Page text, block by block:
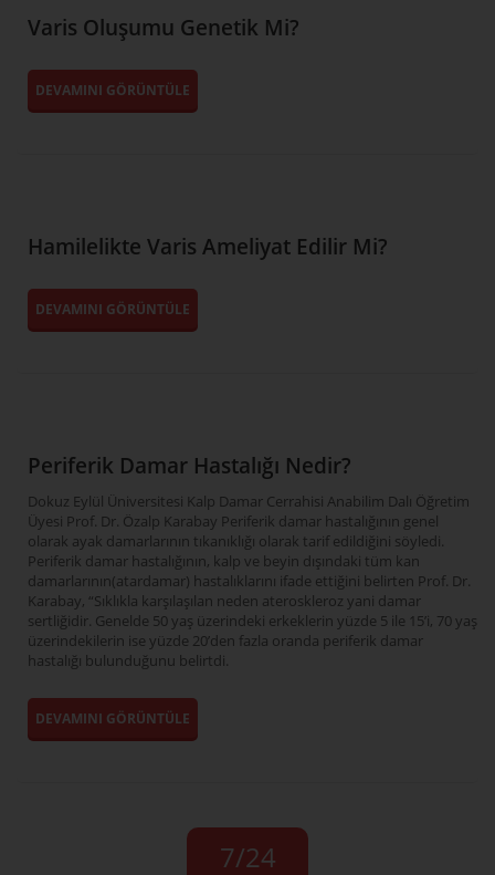
Varis Oluşumu Genetik Mi?
DEVAMINI GÖRÜNTÜLE
Hamilelikte Varis Ameliyat Edilir Mi?
DEVAMINI GÖRÜNTÜLE
Periferik Damar Hastalığı Nedir?
Dokuz Eylül Üniversitesi Kalp Damar Cerrahisi Anabilim Dalı Öğretim
Üyesi Prof. Dr. Özalp Karabay Periferik damar hastalığının genel
olarak ayak damarlarının tıkanıklığı olarak tarif edildiğini söyledi.
Periferik damar hastalığının, kalp ve beyin dışındaki tüm kan
damarlarının(atardamar) hastalıklarını ifade ettiğini belirten Prof. Dr.
Karabay, “Sıklıkla karşılaşılan neden ateroskleroz yani damar
sertliğidir. Genelde 50 yaş üzerindeki erkeklerin yüzde 5 ile 15’i, 70 yaş
üzerindekilerin ise yüzde 20’den fazla oranda periferik damar
hastalığı bulunduğunu belirtdi.
DEVAMINI GÖRÜNTÜLE
7/24